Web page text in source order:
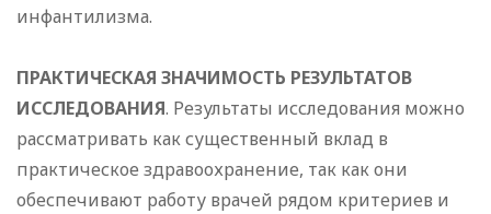
инфантилизма.
ПРАКТИЧЕСКАЯ ЗНАЧИМОСТЬ РЕЗУЛЬТАТОВ
ИССЛЕДОВАНИЯ. Результаты исследования можно
рассматривать как существенный вклад в
практическое здравоохранение, так как они
обеспечивают работу врачей рядом критериев и